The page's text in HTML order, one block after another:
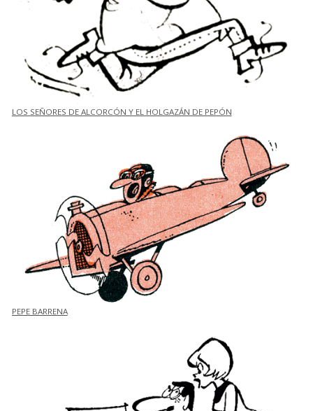
LOS SEÑORES DE ALCORCÓN Y EL HOLGAZÁN DE PEPÓN
PEPE BARRENA